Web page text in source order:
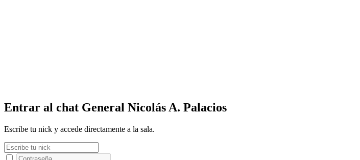
Entrar al chat General Nicolás A. Palacios
Escribe tu nick y accede directamente a la sala.